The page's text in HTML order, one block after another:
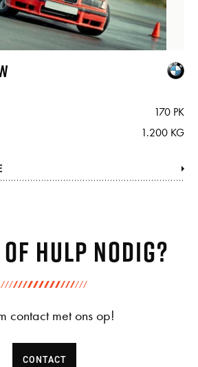
170 PK
1.200 KG
hulp nodig?
contact met ons op!
CONTACT